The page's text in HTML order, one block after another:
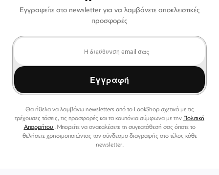
Εγγραφείτε στο newsletter για να λαμβάνετε αποκλειστικές
προσφορές
Εγγραφή
Θα ήθελα να λαμβάνω newsletters από το LookShop σχετικά με τις
τρέχουσες τάσεις, τις προσφορές και τα κουπόνια σύμφωνα με την Πολιτική
Απορρήτου . Μπορείτε να ανακαλέσετε τη συγκατάθεσή σας όποτε το
θελήσετε χρησιμοποιώντας τον σύνδεσμο διαγραφής στο τέλος κάθε
newsletter.